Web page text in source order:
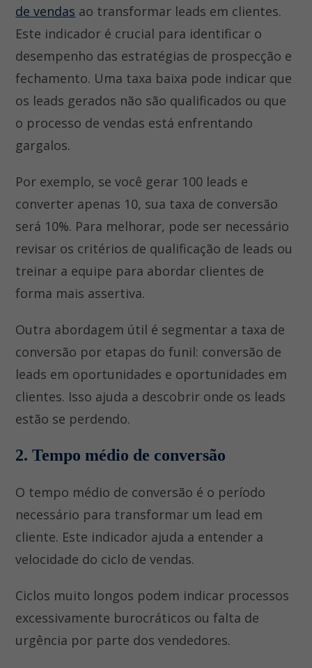
de vendas ao transformar leads em clientes.
Este indicador é crucial para identificar o
desempenho das estratégias de prospecção e
fechamento. Uma taxa baixa pode indicar que
os leads gerados não são qualificados ou que
o processo de vendas está enfrentando
gargalos.
Por exemplo, se você gerar 100 leads e
converter apenas 10, sua taxa de conversão
será 10%. Para melhorar, pode ser necessário
revisar os critérios de qualificação de leads ou
treinar a equipe para abordar clientes de
forma mais assertiva.
Outra abordagem útil é segmentar a taxa de
conversão por etapas do funil: conversão de
leads em oportunidades e oportunidades em
clientes. Isso ajuda a descobrir onde os leads
estão se perdendo.
2. Tempo médio de conversão
O tempo médio de conversão é o período
necessário para transformar um lead em
cliente. Este indicador ajuda a entender a
velocidade do ciclo de vendas.
Ciclos muito longos podem indicar processos
excessivamente burocráticos ou falta de
urgência por parte dos vendedores.